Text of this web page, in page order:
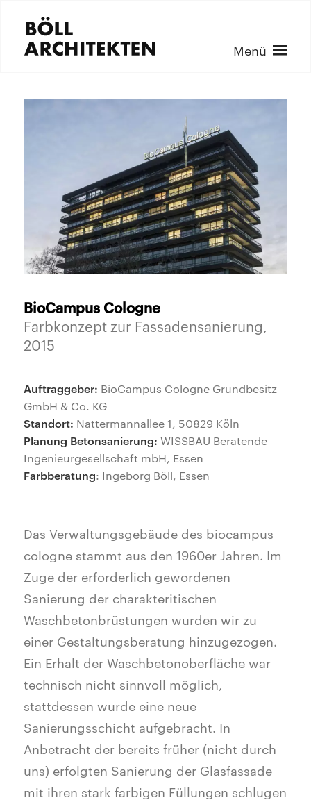
Menü
BioCampus Cologne
Farbkonzept zur Fassadensanierung,
2015
Auftraggeber: BioCampus Cologne Grundbesitz
GmbH & Co. KG
Standort: Nattermannallee 1, 50829 Köln
Planung Betonsanierung: WISSBAU Beratende
Ingenieurgesellschaft mbH, Essen
Farbberatung: Ingeborg Böll, Essen
Das Verwaltungsgebäude des biocampus
cologne stammt aus den 1960er Jahren. Im
Zuge der erforderlich gewordenen
Sanierung der charakteritischen
Waschbetonbrüstungen wurden wir zu
einer Gestaltungsberatung hinzugezogen.
Ein Erhalt der Waschbetonoberfläche war
technisch nicht sinnvoll möglich,
stattdessen wurde eine neue
Sanierungsschicht aufgebracht. In
Anbetracht der bereits früher (nicht durch
uns) erfolgten Sanierung der Glasfassade
mit ihren stark farbigen Füllungen schlugen